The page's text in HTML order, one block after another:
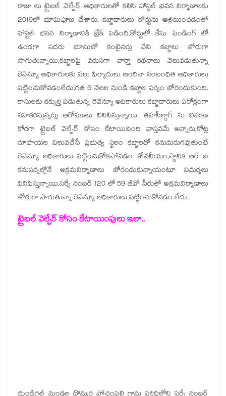
రాజు లు ట్రైబల్ వెల్ఫేర్ అధికారులతో కలిసి హాస్టల్ భవన నిర్మాణాలకు
2019లో భూమిపూజ చేశారు. కబ్జాదారులు కోర్టును ఆశ్రయించడంతో
హాస్టల్ భనన నిర్మాణానికి బ్రేక్ పడింది,కోర్టులో కేసు పెండింగ్ లో
ఉండగా సదరు భూమిలో కంటైనర్లు వేసి కబ్జాలు జోరుగా
సాగుతున్నాయి,కబ్జాలపై వరుసగా వార్తా కథనాలు వెలువడుతున్నా
రెవెన్యూ అధికారులకు పలు ఫిర్యాదులు అందినా సంబంధిత అధికారులు
పట్టించుకోవడంలేదు,గత 5 నెలల నుండి కబ్జాల పర్వం జోరందుకుంది.
కాసులకు కక్కుర్తి పడుతున్న రెవెన్యూ అధికారులు కబ్జాదారులు పరోక్షంగా
సహకరిస్తున్నట్లు ఆరోపణలు వినిపిస్తున్నాయి. తహసీల్దార్ ను వివరణ
కోరగా ట్రైబల్ వెల్ఫేర్ కోసం కేటాయిచింది వాస్తవమే అన్నారు,కోట్ల
రూపాయల విలువచేసే ప్రభుత్వ స్థలం కబ్జాలతో కనుమరుగవుతుంటే
రెవెన్యూ అధికారులు పట్టించుకోకపోవడం శోచనీయం,స్థానిక ఆర్ ఐ
కనుసన్నల్లోనే అక్రమనిర్మాణాలు జోరందుకున్నాయంటూ విమర్శలు
వినిపిస్తున్నాయి,సర్వే నంబర్ 120 లో 59 జీవో పేరుతో అక్రమనిర్మాణాలు
జోరుగా సాగుతున్నా రెవెన్యూ అధికారులు పట్టించుకోవడం లేదు..
ట్రైబల్ వెల్ఫేర్ కోసం కేటాయింపులు ఇలా..